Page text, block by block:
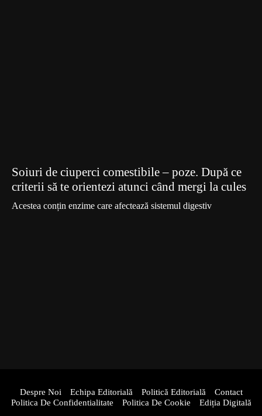
Soiuri de ciuperci comestibile – poze. După ce
criterii să te orientezi atunci când mergi la cules
Acestea conțin enzime care afectează sistemul digestiv
Despre Noi Echipa Editorială Politică Editorială
Contact
Politica De Confidentialitate
Politica De Cookie Ediția Digitală